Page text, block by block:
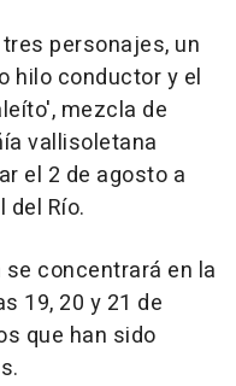
personajes, un
hilo conductor y el
mezcla de
vallisoletana
el 2 de agosto a
del Río.
concentrará en la
19, 20 y 21 de
que han sido